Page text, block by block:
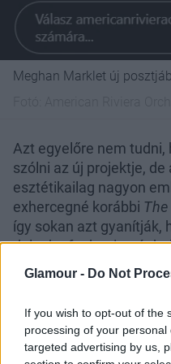
Glamour - Do Not
If you wish to opt-out of the
processing of your
targeted advertising by us,
Meghan Marklet új
Azt egyelőre nem
szólni az új projektje, de
esztétikailag nagyon
exhercegné korábbi
így sokan azt gyanítják,
dologba foghat ismét